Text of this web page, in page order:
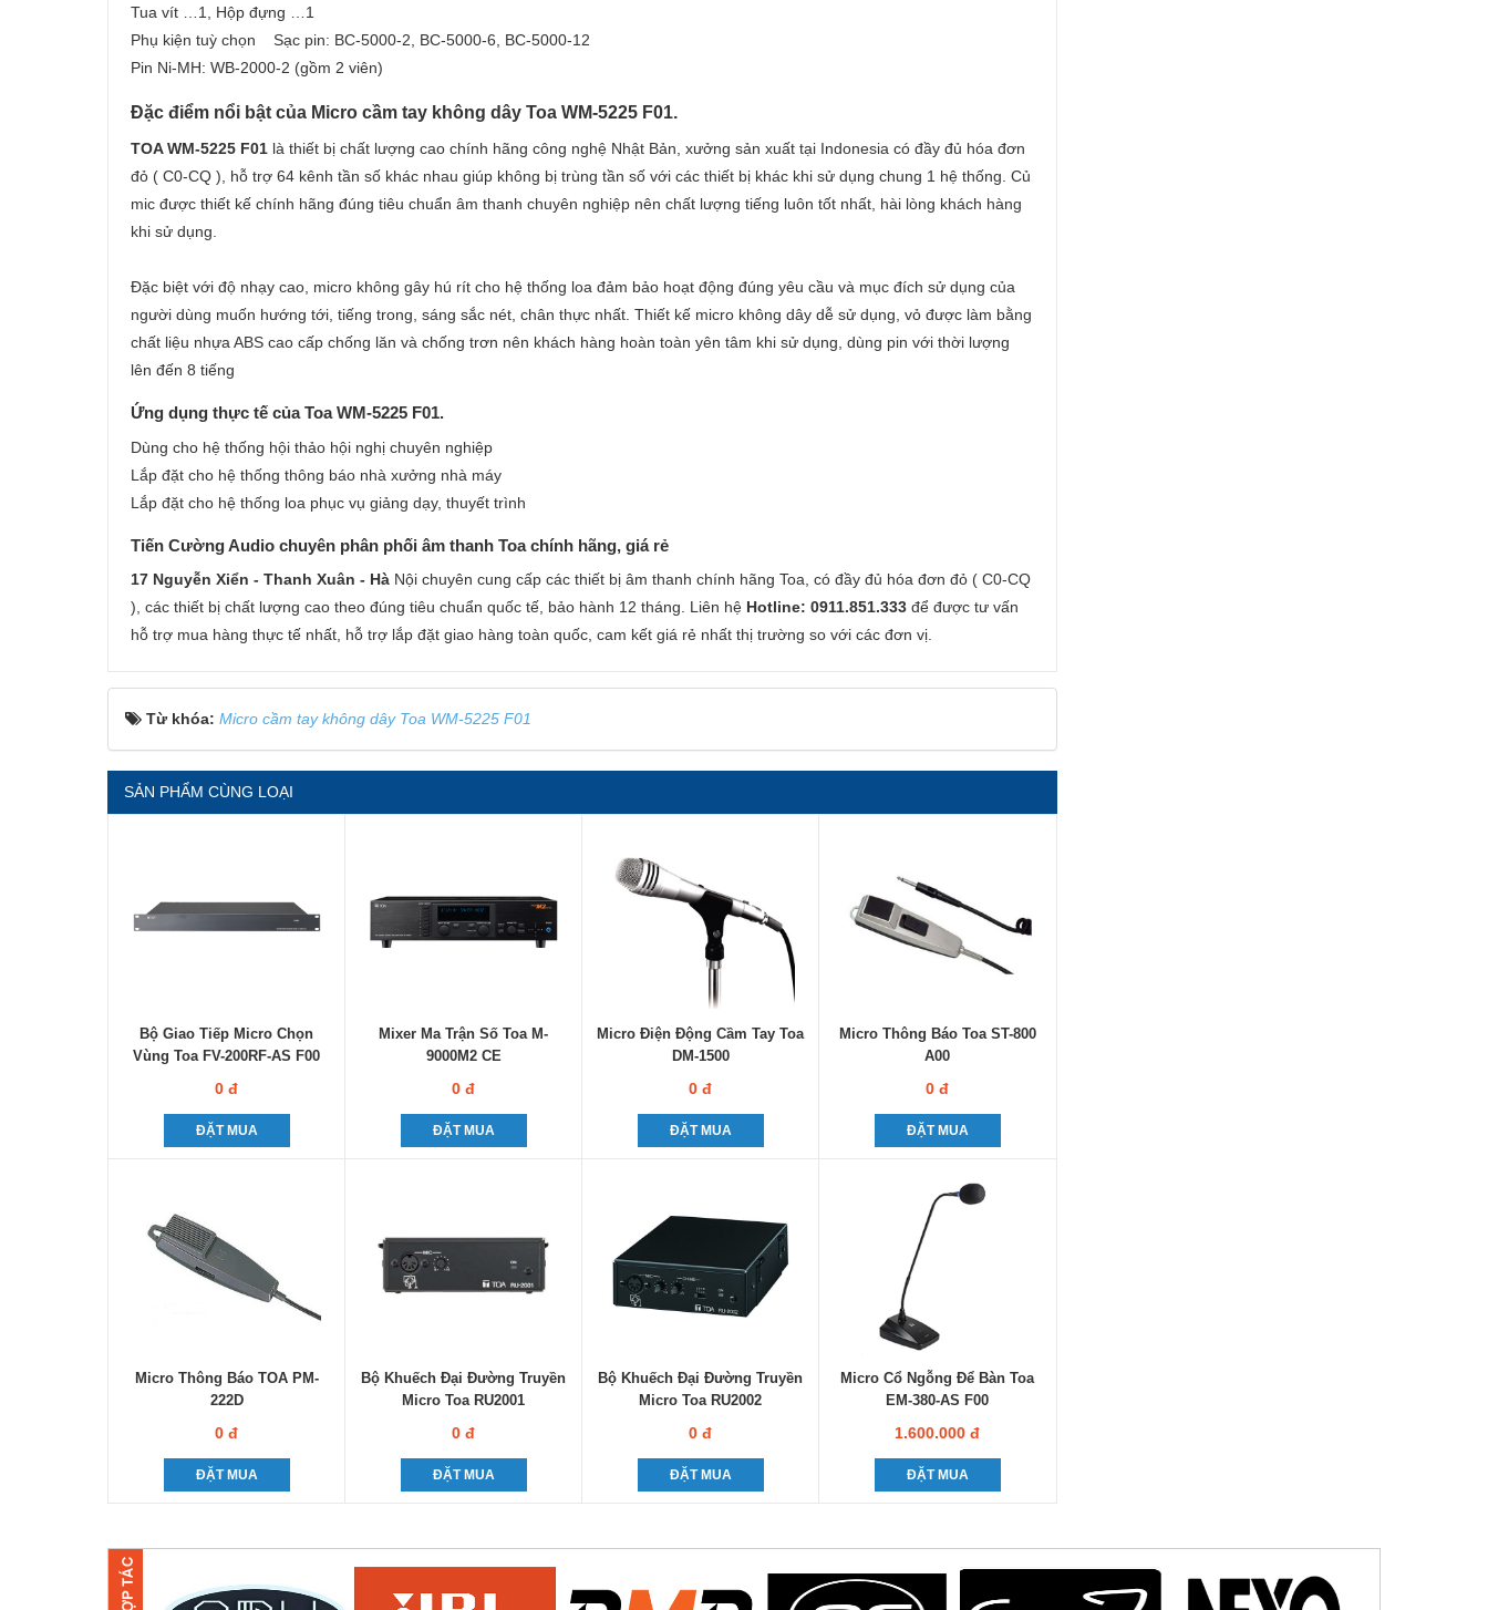
Tua vít …1, Hộp đựng …1
Phụ kiện tuỳ chọn Sạc pin: BC-5000-2, BC-5000-6, BC-5000-12
Pin Ni-MH: WB-2000-2 (gồm 2 viên)
Đặc điểm nổi bật của Micro cầm tay không dây Toa WM-5225 F01.
TOA WM-5225 F01 là thiết bị chất lượng cao chính hãng công nghệ Nhật Bản, xưởng sản xuất tại Indonesia có đầy đủ hóa đơn
đỏ ( C0-CQ ), hỗ trợ 64 kênh tần số khác nhau giúp không bị trùng tần số với các thiết bị khác khi sử dụng chung 1 hệ thống. Củ
mic được thiết kế chính hãng đúng tiêu chuẩn âm thanh chuyên nghiệp nên chất lượng tiếng luôn tốt nhất, hài lòng khách hàng
khi sử dụng.
Đặc biệt với độ nhạy cao, micro không gây hú rít cho hệ thống loa đảm bảo hoạt động đúng yêu cầu và mục đích sử dụng của
người dùng muốn hướng tới, tiếng trong, sáng sắc nét, chân thực nhất. Thiết kế micro không dây dễ sử dụng, vỏ được làm bằng
chất liệu nhựa ABS cao cấp chống lăn và chống trơn nên khách hàng hoàn toàn yên tâm khi sử dụng, dùng pin với thời lượng
lên đến 8 tiếng
Ứng dụng thực tế của Toa WM-5225 F01.
Dùng cho hệ thống hội thảo hội nghị chuyên nghiệp
Lắp đặt cho hệ thống thông báo nhà xưởng nhà máy
Lắp đặt cho hệ thống loa phục vụ giảng dạy, thuyết trình
Tiến Cường Audio chuyên phân phối âm thanh Toa chính hãng, giá rẻ
17 Nguyễn Xiển - Thanh Xuân - Hà Nội chuyên cung cấp các thiết bị âm thanh chính hãng Toa, có đầy đủ hóa đơn đỏ ( C0-CQ
), các thiết bị chất lượng cao theo đúng tiêu chuẩn quốc tế, bảo hành 12 tháng. Liên hệ Hotline: 0911.851.333 để được tư vấn
hỗ trợ mua hàng thực tế nhất, hỗ trợ lắp đặt giao hàng toàn quốc, cam kết giá rẻ nhất thị trường so với các đơn vị.
Từ khóa: Micro cầm tay không dây Toa WM-5225 F01
SẢN PHẨM CÙNG LOẠI
Bộ Giao Tiếp Micro Chọn
Vùng Toa FV-200RF-AS F00
0 đ
ĐẶT MUA
Mixer Ma Trận Số Toa M-
9000M2 CE
0 đ
ĐẶT MUA
Micro Điện Động Cầm Tay Toa
DM-1500
0 đ
ĐẶT MUA
Micro Thông Báo Toa ST-800
A00
0 đ
ĐẶT MUA
Micro Thông Báo TOA PM-
222D
0 đ
ĐẶT MUA
Bộ Khuếch Đại Đường Truyền
Micro Toa RU2001
0 đ
ĐẶT MUA
Bộ Khuếch Đại Đường Truyền
Micro Toa RU2002
0 đ
ĐẶT MUA
Micro Cổ Ngỗng Để Bàn Toa
EM-380-AS F00
1.600.000 đ
ĐẶT MUA